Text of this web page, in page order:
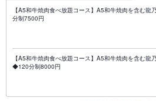
【A5和牛焼肉食べ放題コース】A5和牛焼肉を含む
分制7500円
【A5和牛焼肉食べ放題コース】A5和牛焼肉を含む龍
◆120分制8000円